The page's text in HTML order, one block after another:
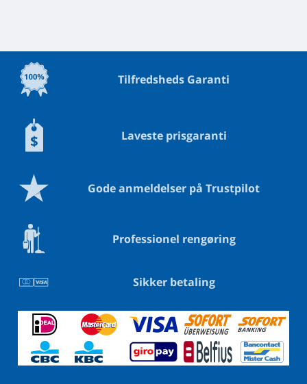
Tilfredsheds Garanti
Laveste prisgaranti
Gode anmeldelser på Trustpilot
Professionel rengøring
Sikker betaling